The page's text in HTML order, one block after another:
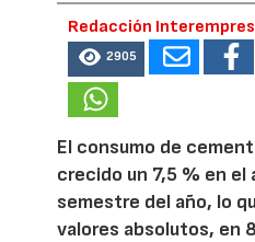
Redacción
2905
El consumo de
crecido un 7,5 % en el
semestre del año, lo
valores absolutos, en